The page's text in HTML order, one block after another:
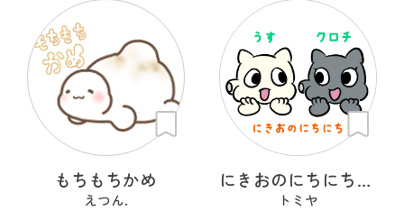
もちもちかめ
えつん.
にきおのにちにち・もちもち
トミヤ